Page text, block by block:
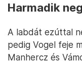
Harmadik
A labdát ezúttal
pedig Vogel feje
Manhercz és